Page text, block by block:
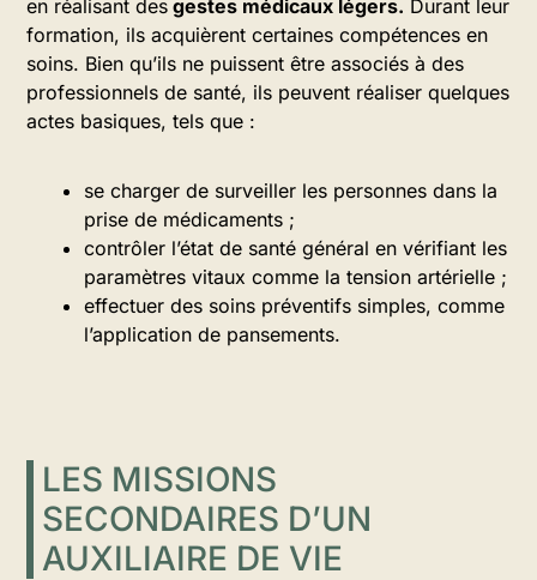
en réalisant des gestes médicaux légers. Durant leur
formation, ils acquièrent certaines compétences en
soins. Bien qu’ils ne puissent être associés à des
professionnels de santé, ils peuvent réaliser quelques
actes basiques, tels que :
se charger de surveiller les personnes dans la
prise de médicaments ;
contrôler l’état de santé général en vérifiant les
paramètres vitaux comme la tension artérielle ;
effectuer des soins préventifs simples, comme
l’application de pansements.
LES MISSIONS
SECONDAIRES D’UN
AUXILIAIRE DE VIE